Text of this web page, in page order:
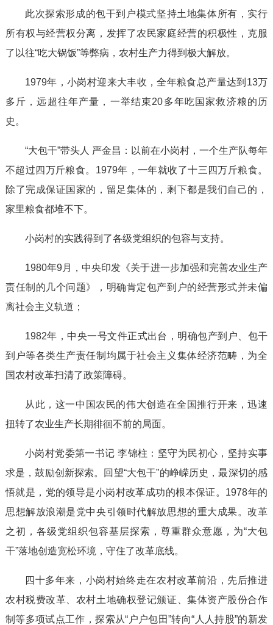
此次探索形成的包干到户模式坚持土地集体所有，实行
所有权与经营权分离，发挥了农民家庭经营的积极性，克服
了以往“吃大锅饭”等弊病，农村生产力得到极大解放。
1979年，小岗村迎来大丰收，全年粮食总产量达到13万
多斤，远超往年产量，一举结束20多年吃国家救济粮的历
史。
“大包干”带头人 严金昌：以前在小岗村，一个生产队每年
不超过四万斤粮食。1979年，一年就收了十三四万斤粮食。
除了完成保证国家的，留足集体的，剩下都是我们自己的，
家里粮食都堆不下。
小岗村的实践得到了各级党组织的包容与支持。
1980年9月，中央印发《关于进一步加强和完善农业生产
责任制的几个问题》，明确肯定包产到户的经营形式并未偏
离社会主义轨道；
1982年，中央一号文件正式出台，明确包产到户、包干
到户等各类生产责任制均属于社会主义集体经济范畴，为全
国农村改革扫清了政策障碍。
从此，这一中国农民的伟大创造在全国推行开来，迅速
扭转了农业生产长期徘徊不前的局面。
小岗村党委第一书记 李锦柱：坚守为民初心，坚持实事
求是，鼓励创新探索。回望“大包干”的峥嵘历史，最深切的感
悟就是，党的领导是小岗村改革成功的根本保证。1978年的
思想解放浪潮是党中央引领时代解放思想的重大成果。改革
之初，各级党组织包容基层探索，尊重群众意愿，为“大包
干”落地创造宽松环境，守住了改革底线。
四十多年来，小岗村始终走在农村改革前沿，先后推进
农村税费改革、农村土地确权登记颁证、集体资产股份合作
制等多项试点工作，探索从“户户包田”转向“人人持股”的新发